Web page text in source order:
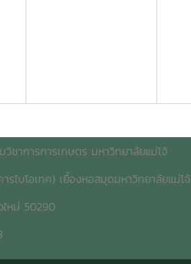
ชาการการเกษตร มหาวิทยาลัยแม่โจ้
ไบโอเทค) เยื้องหอสมุดมหาวิทยาลัยแม่โจ้
ใหม่ 50290